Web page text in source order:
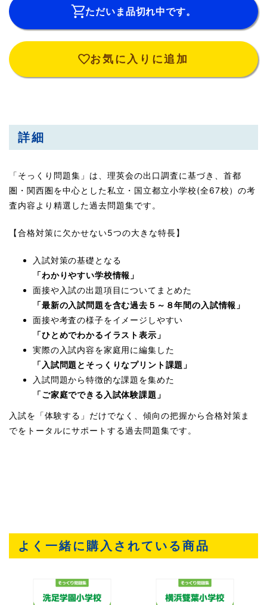
ただいま品切れ中です。
お気に入りに追加
詳細
「そっくり問題集」は、理英会の出口調査に基づき、首都
圏・関西圏を中心とした私立・国立都立小学校(全67校）の考
査内容より精選した過去問題集です。
【合格対策に欠かせない5つの大きな特長】
入試対策の基礎となる
「わかりやすい学校情報」
面接や入試の出題項目についてまとめた
「最新の入試問題を含む過去５～８年間の入試情報」
面接や考査の様子をイメージしやすい
「ひとめでわかるイラスト表示」
実際の入試内容を家庭用に編集した
「入試問題とそっくりなプリント課題」
入試問題から特徴的な課題を集めた
「ご家庭でできる入試体験課題」
入試を「体験する」だけでなく、傾向の把握から合格対策ま
でをトータルにサポートする過去問題集です。
よく一緒に購入されている商品